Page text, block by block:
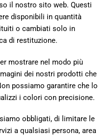
il nostro sito web. Questi
disponibili in quantità
o cambiati solo in
di restituzione.
mostrare nel modo più
dei nostri prodotti che
possiamo garantire che lo
i colori con precisione.
obbligati, di limitare le
a qualsiasi persona, area